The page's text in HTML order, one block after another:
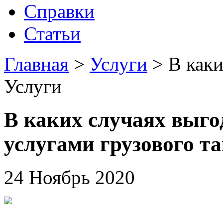
Справки
Статьи
Главная > Услуги > В
Услуги
В каких случаях
услугами грузового
24 Ноябрь 2020